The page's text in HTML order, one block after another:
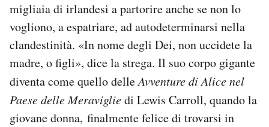
migliaia di irlandesi a partorire anche se non lo
vogliono, a espatriare, ad autodeterminarsi nella
clandestinità. «In nome degli Dei, non uccidete la
madre, o figli», dice la strega. Il suo corpo gigante
diventa come quello delleAvventure di Alice nel
Paese delle Meravigliedi Lewis Carroll, quando la
giovane donna, finalmente felice di trovarsi in